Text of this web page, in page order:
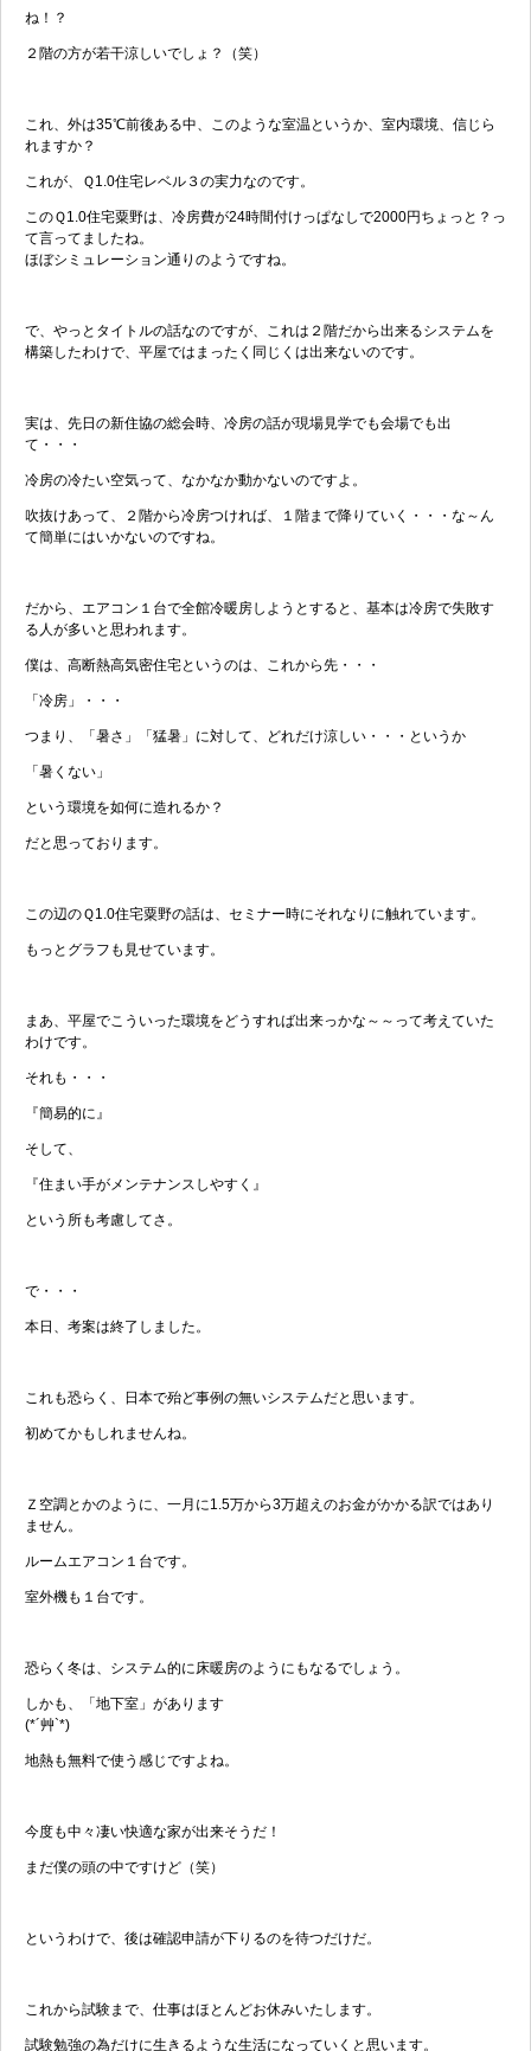
ね！？
２階の方が若干涼しいでしょ？（笑）
これ、外は35℃前後ある中、このような室温というか、室内環境、信じら
れますか？
これが、Ｑ1.0住宅レベル３の実力なのです。
このＱ1.0住宅粟野は、冷房費が24時間付けっぱなしで2000円ちょっと？っ
て言ってましたね。
ほぼシミュレーション通りのようですね。
で、やっとタイトルの話なのですが、これは２階だから出来るシステムを
構築したわけで、平屋ではまったく同じくは出来ないのです。
実は、先日の新住協の総会時、冷房の話が現場見学でも会場でも出
て・・・
冷房の冷たい空気って、なかなか動かないのですよ。
吹抜けあって、２階から冷房つければ、１階まで降りていく・・・な～ん
て簡単にはいかないのですね。
だから、エアコン１台で全館冷暖房しようとすると、基本は冷房で失敗す
る人が多いと思われます。
僕は、高断熱高気密住宅というのは、これから先・・・
「冷房」・・・
つまり、「暑さ」「猛暑」に対して、どれだけ涼しい・・・というか
「暑くない」
という環境を如何に造れるか？
だと思っております。
この辺のＱ1.0住宅粟野の話は、セミナー時にそれなりに触れています。
もっとグラフも見せています。
まあ、平屋でこういった環境をどうすれば出来っかな～～って考えていた
わけです。
それも・・・
『簡易的に』
そして、
『住まい手がメンテナンスしやすく』
という所も考慮してさ。
で・・・
本日、考案は終了しました。
これも恐らく、日本で殆ど事例の無いシステムだと思います。
初めてかもしれませんね。
Ｚ空調とかのように、一月に1.5万から3万超えのお金がかかる訳ではあり
ません。
ルームエアコン１台です。
室外機も１台です。
恐らく冬は、システム的に床暖房のようにもなるでしょう。
しかも、「地下室」があります
(*´艸`*)
地熱も無料で使う感じですよね。
今度も中々凄い快適な家が出来そうだ！
まだ僕の頭の中ですけど（笑）
というわけで、後は確認申請が下りるのを待つだけだ。
これから試験まで、仕事はほとんどお休みいたします。
試験勉強の為だけに生きるような生活になっていくと思います。